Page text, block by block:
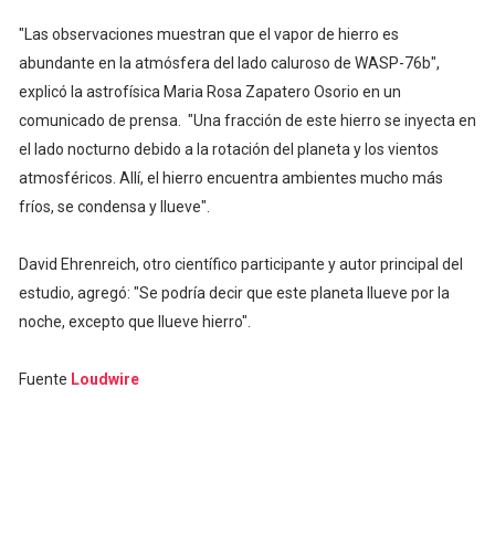
"Las observaciones muestran que el vapor de hierro es
abundante en la atmósfera del lado caluroso de WASP-76b",
explicó la astrofísica Maria Rosa Zapatero Osorio en un
comunicado de prensa. "Una fracción de este hierro se inyecta en
el lado nocturno debido a la rotación del planeta y los vientos
atmosféricos. Allí, el hierro encuentra ambientes mucho más
fríos, se condensa y llueve".
David Ehrenreich, otro científico participante y autor principal del
estudio, agregó: "Se podría decir que este planeta llueve por la
noche, excepto que llueve hierro".
Fuente Loudwire